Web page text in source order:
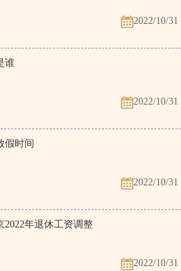
2022/10/31
谁
2022/10/31
假时间
2022/10/31
2022年退休工资调整
2022/10/31